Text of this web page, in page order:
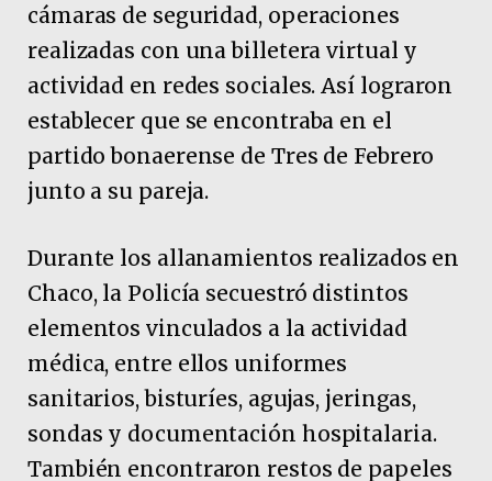
cámaras de seguridad, operaciones
realizadas con una billetera virtual y
actividad en redes sociales. Así lograron
establecer que se encontraba en el
partido bonaerense de Tres de Febrero
junto a su pareja.
Durante los allanamientos realizados en
Chaco, la Policía secuestró distintos
elementos vinculados a la actividad
médica, entre ellos uniformes
sanitarios, bisturíes, agujas, jeringas,
sondas y documentación hospitalaria.
También encontraron restos de papeles